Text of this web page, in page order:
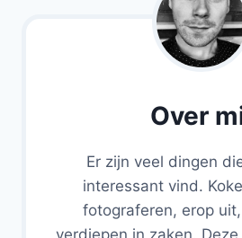
Over
Er zijn veel dingen
interessant vind.
fotograferen, erop